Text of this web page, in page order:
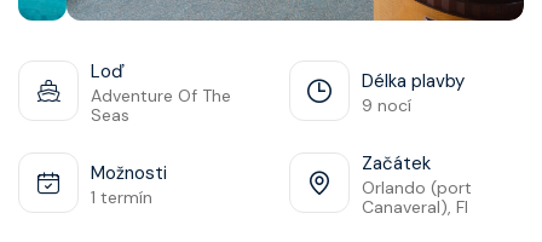
Loď
Adventure Of The
Seas
Délka plavby
9 nocí
Možnosti
1 termín
Začátek
Orlando (port
Canaveral), Fl